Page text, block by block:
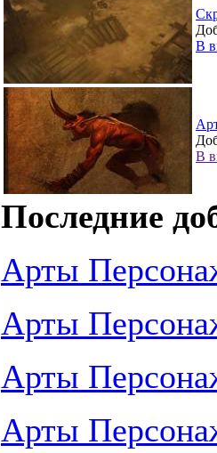
В
В
Последние
Арты
Арты
Арты
Арты